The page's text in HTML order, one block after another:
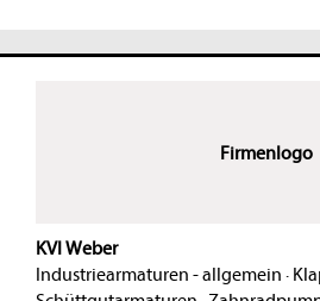
Firmenlogo
KVI Weber
Industriearmaturen - allgemein ·